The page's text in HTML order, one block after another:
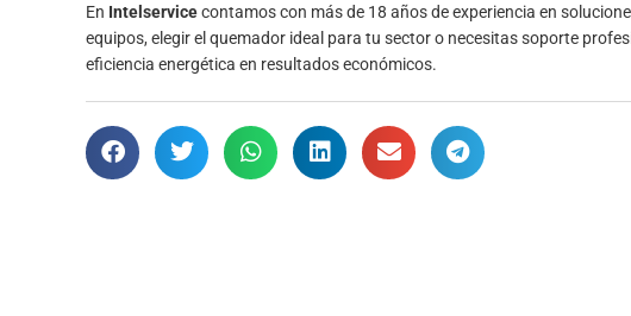
En Intelservicecontamos con más de 18 años de experiencia en
equipos, elegir el quemador ideal para tu sector o necesitas soporte
eficiencia energética en resultados económicos.